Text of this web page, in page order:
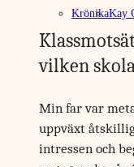
KrönikaKay
vilken
Min far var
uppväxt
intressen och